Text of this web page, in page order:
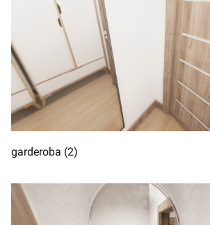
garderoba (2)